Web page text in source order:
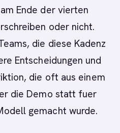
Ende der vierten
oder nicht.
die diese Kadenz
Entscheidungen und
die oft aus einem
die Demo statt fuer
gemacht wurde.